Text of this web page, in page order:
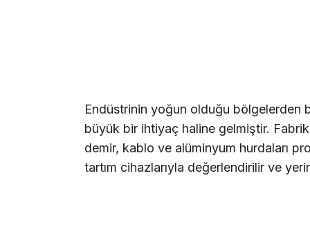
Endüstrinin yoğun olduğu bölgelerden
büyük bir ihtiyaç haline gelmiştir.
demir, kablo ve alüminyum hurdaları
tartım cihazlarıyla değerlendirilir ve